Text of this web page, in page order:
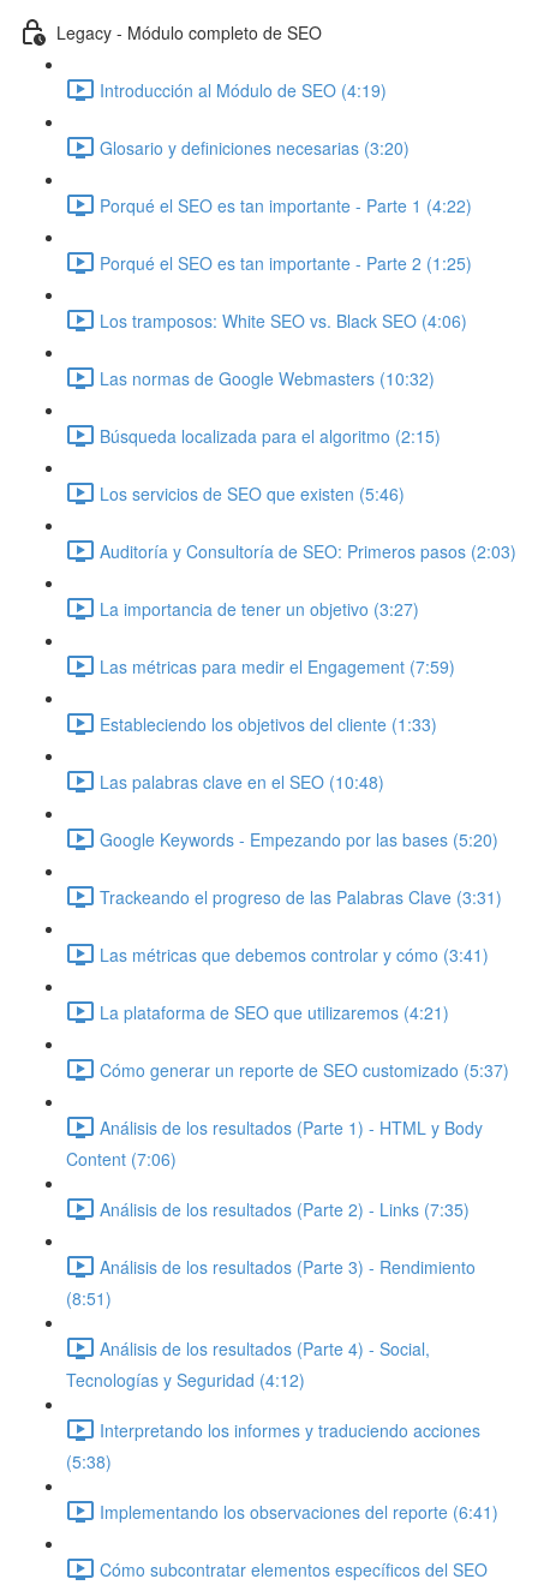
Legacy - Módulo completo de SEO
Introducción al Módulo de SEO (4:19)
Glosario y definiciones necesarias (3:20)
Porqué el SEO es tan importante - Parte 1 (4:22)
Porqué el SEO es tan importante - Parte 2 (1:25)
Los tramposos: White SEO vs. Black SEO (4:06)
Las normas de Google Webmasters (10:32)
Búsqueda localizada para el algoritmo (2:15)
Los servicios de SEO que existen (5:46)
Auditoría y Consultoría de SEO: Primeros pasos (2:03)
La importancia de tener un objetivo (3:27)
Las métricas para medir el Engagement (7:59)
Estableciendo los objetivos del cliente (1:33)
Las palabras clave en el SEO (10:48)
Google Keywords - Empezando por las bases (5:20)
Trackeando el progreso de las Palabras Clave (3:31)
Las métricas que debemos controlar y cómo (3:41)
La plataforma de SEO que utilizaremos (4:21)
Cómo generar un reporte de SEO customizado (5:37)
Análisis de los resultados (Parte 1) - HTML y Body
Content (7:06)
Análisis de los resultados (Parte 2) - Links (7:35)
Análisis de los resultados (Parte 3) - Rendimiento
(8:51)
Análisis de los resultados (Parte 4) - Social,
Tecnologías y Seguridad (4:12)
Interpretando los informes y traduciendo acciones
(5:38)
Implementando los observaciones del reporte (6:41)
Cómo subcontratar elementos específicos del SEO